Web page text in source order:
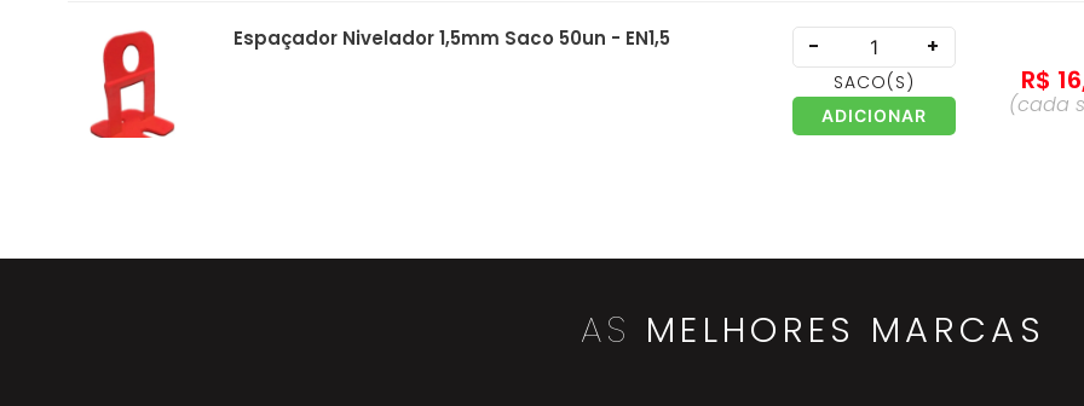
Espaçador Nivelador 1,5mm Saco 50un - EN1,5 - +
SACO(S)
ADICIONAR
R$ 16
(cada
EMBALAGEM(S) R$15
AS MELHORES MARCAS